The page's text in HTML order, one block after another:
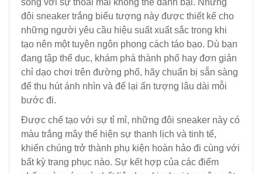
đôi sneaker trắng biểu tượng này được thiết kế cho
những người yêu cầu hiệu suất xuất sắc trong khi
tạo nên một tuyên ngôn phong cách táo bạo. Dù bạn
đang tập thể dục, khám phá thành phố hay đơn giản
chỉ dạo chơi trên đường phố, hãy chuẩn bị sẵn sàng
để thu hút ánh nhìn và để lại ấn tượng lâu dài mỗi
bước đi.
Được chế tạo với sự tỉ mỉ, những đôi sneaker này có
màu trắng mây thể hiện sự thanh lịch và tinh tế,
khiến chúng trở thành phụ kiện hoàn hảo đi cùng với
bất kỳ trang phục nào. Sự kết hợp của các điểm